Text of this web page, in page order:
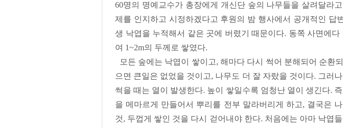
60명의 명예교수가 총장에게 개신단 숲의 나무들을 살려달라
제를 인지하고 시정하겠다고 후원의 밤 행사에서 공개적인
생 낙엽을 누적해서 같은 곳에 버렸기 때문이다. 동쪽 사면에
여 1~2m의 두께로 쌓였다.
모든 숲에는 낙엽이 쌓이고, 해마다 다시 썩어 분해되어 순환
으면 큰일은 없었을 것이고, 나무도 더 잘 자랐을 것이다. 그러
썩을 때는 열이 발생한다. 높이 쌓일수록 엄청난 열이 생긴다.
을 메마르게 만들어서 뿌리를 전부 말라버리게 하고, 결국은
것, 두껍게 쌓인 것을 다시 걷어내야 한다. 처음에는 아마 낙엽